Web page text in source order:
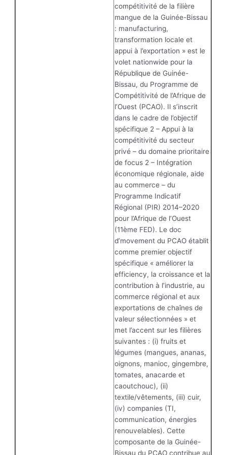
compétitivité de la filière
mangue de la Guinée-Bissau
: manufacturing,
transformation locale et
appui à l’exportation » est le
volet nationwide pour la
République de Guinée-
Bissau, du Programme de
Compétitivité de l’Afrique de
l’Ouest (PCAO). Il s’inscrit
dans le cadre de l’objectif
spécifique 2 – Appui à la
compétitivité du secteur
privé – du domaine prioritaire
de focus 2 – Intégration
économique régionale, aide
au commerce – du
Programme Indicatif
Régional (PIR) 2014–2020
pour l’Afrique de l’Ouest
(11ème FED). Le doc
d’movement du PCAO établit
comme premier objectif
spécifique « améliorer la
efficiency, la croissance et la
contribution à l’industrie, au
commerce régional et aux
exportations de chaînes de
valeur sélectionnées » et
met l’accent sur les filières
suivantes : (i) fruits et
légumes (mangues, ananas,
oignons, manioc, gingembre,
tomates, anacarde et
caoutchouc), (ii)
textile/vêtements, (iii) cuir,
(iv) companies (TI,
communication, énergies
renouvelables). Cette
composante de la Guinée-
Bissau du PCAO contribue au